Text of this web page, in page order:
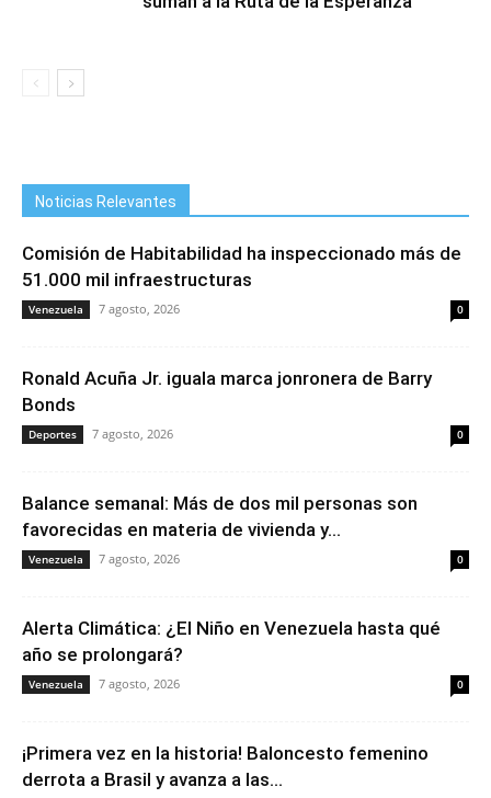
Noticias Relevantes
Comisión de Habitabilidad ha inspeccionado más de
51.000 mil infraestructuras
Venezuela 7 agosto, 2026 0
Ronald Acuña Jr. iguala marca jonronera de Barry
Bonds
Deportes 7 agosto, 2026 0
Balance semanal: Más de dos mil personas son
favorecidas en materia de vivienda y...
Venezuela 7 agosto, 2026 0
Alerta Climática: ¿El Niño en Venezuela hasta qué
año se prolongará?
Venezuela 7 agosto, 2026 0
¡Primera vez en la historia! Baloncesto femenino
derrota a Brasil y avanza a las...